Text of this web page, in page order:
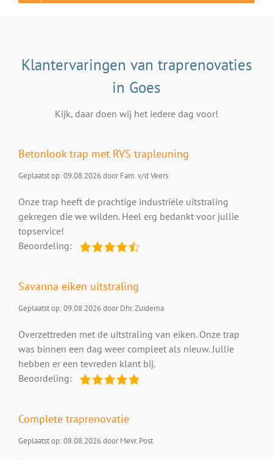
Klantervaringen van traprenovaties
in Goes
Kijk, daar doen wij het iedere dag voor!
Betonlook trap met RVS trapleuning
Geplaatst op: 09.08.2026 door Fam. v/d Veers
Onze trap heeft de prachtige industriële uitstraling
gekregen die we wilden. Heel erg bedankt voor jullie
topservice!
Beoordeling:
Savanna eiken uitstraling
Geplaatst op: 09.08.2026 door Dhr. Zuidema
Overzettreden met de uitstraling van eiken. Onze trap
was binnen een dag weer compleet als nieuw. Jullie
hebben er een tevreden klant bij.
Beoordeling:
Complete traprenovatie
Geplaatst op: 08.08.2026 door Mevr. Post